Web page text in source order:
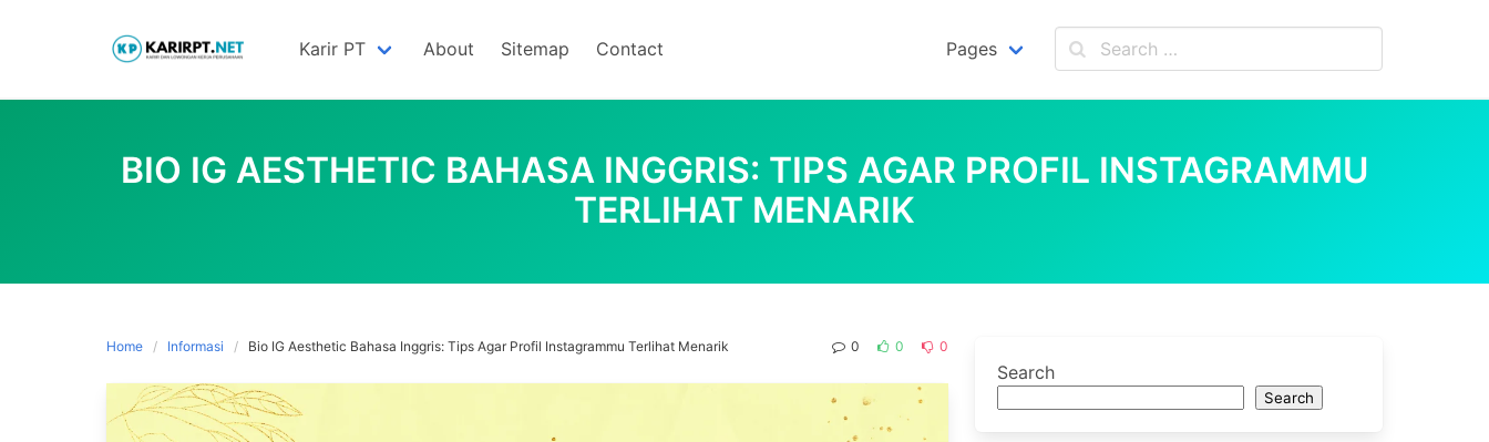
Karir PT About Sitemap Contact Pages
BIO IG AESTHETIC BAHASA INGGRIS: TIPS AGAR PROFIL INSTAGRAMMU
TERLIHAT MENARIK
Home Informasi Bio IG Aesthetic Bahasa Inggris: Tips Agar Profil Instagrammu Terlihat Menarik 0 0 0
Search
Search